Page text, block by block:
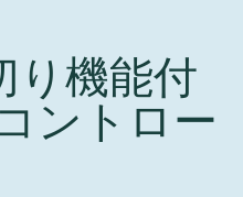
技術を追求
ンバルブ、シリンダーバル
り機能付
ントロー